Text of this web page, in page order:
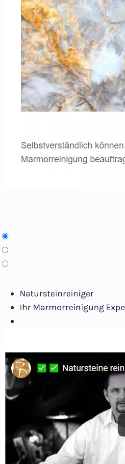
Natursteinreiniger
Ihr Marmorreinigung